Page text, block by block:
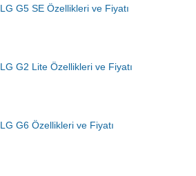
LG G5 SE Özellikleri ve Fiyatı
LG G2 Lite Özellikleri ve Fiyatı
LG G6 Özellikleri ve Fiyatı